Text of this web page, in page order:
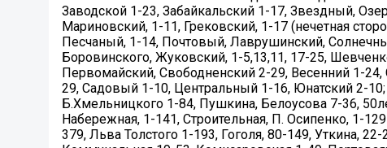
Заводской 1-23, Забайкальский 1-17, Звездный,
Мариновский, 1-11, Грековский, 1-17 (нечетная
Песчаный, 1-14, Почтовый, Лаврушинский,
Боровинского, Жуковский, 1-5,13,11, 17-25,
Первомайский, Свободненский 2-29, Весенний 1-
29, Садовый 1-10, Центральный 1-16, Юнатский 2-
Б.Хмельницкого 1-84, Пушкина, Белоусова 7-36,
Набережная, 1-141, Строительная, П. Осипенко, 1-
379, Льва Толстого 1-193, Гоголя, 80-149, Уткина,